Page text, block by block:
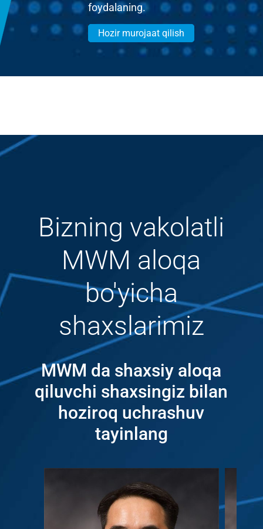
foydalaning.
Hozir murojaat qilish
Bizning vakolatli
MWM aloqa
bo'yicha
shaxslarimiz
MWM da shaxsiy aloqa
qiluvchi shaxsingiz bilan
hoziroq uchrashuv
tayinlang